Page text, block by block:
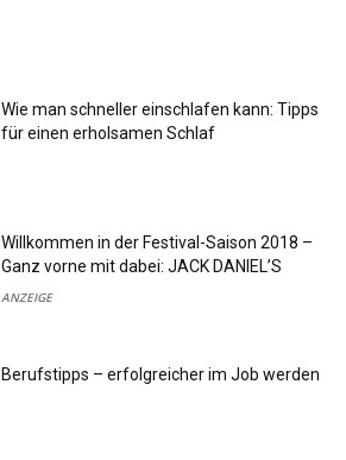
Wie man schneller einschlafen kann: Tipps
für einen erholsamen Schlaf
Willkommen in der Festival-Saison 2018 –
Ganz vorne mit dabei: JACK DANIEL’S
ANZEIGE
Berufstipps – erfolgreicher im Job werden